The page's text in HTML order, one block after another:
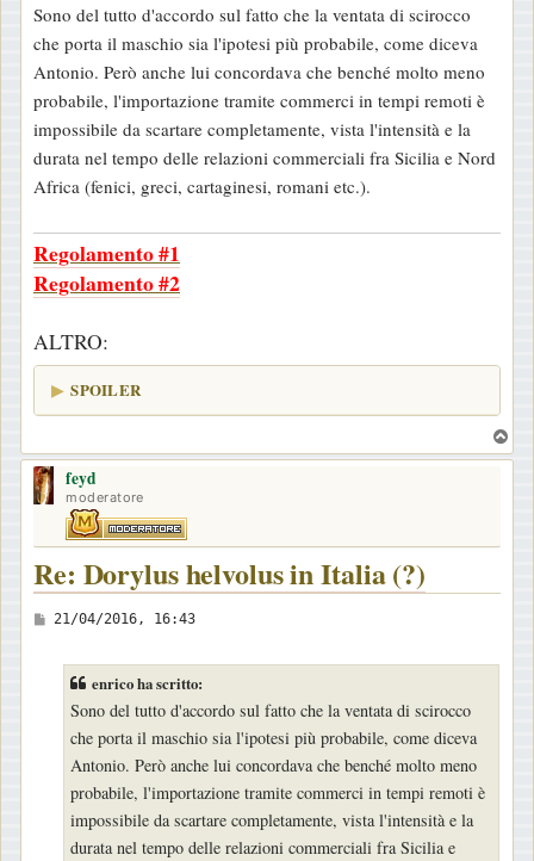
s
s
a
g
g
i
o
Sono del tutto d'accordo sul fatto che la ventata di scirocco
che porta il maschio sia l'ipotesi più probabile, come diceva
Antonio. Però anche lui concordava che benché molto meno
probabile, l'importazione tramite commerci in tempi remoti è
impossibile da scartare completamente, vista l'intensità e la
durata nel tempo delle relazioni commerciali fra Sicilia e Nord
Africa (fenici, greci, cartaginesi, romani etc.).
Regolamento #1
Regolamento #2
ALTRO:
SPOILER
o
feyd
moderatore
Re: Dorylus helvolus in Italia (?)
M
21/04/2016, 16:43
enrico ha scritto:
Sono del tutto d'accordo sul fatto che la ventata di scirocco
che porta il maschio sia l'ipotesi più probabile, come diceva
Antonio. Però anche lui concordava che benché molto meno
probabile, l'importazione tramite commerci in tempi remoti è
impossibile da scartare completamente, vista l'intensità e la
durata nel tempo delle relazioni commerciali fra Sicilia e